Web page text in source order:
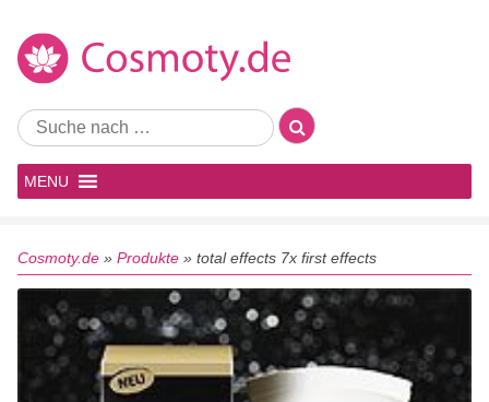
MENU
Cosmoty.de » Produkte » total effects 7x first effects